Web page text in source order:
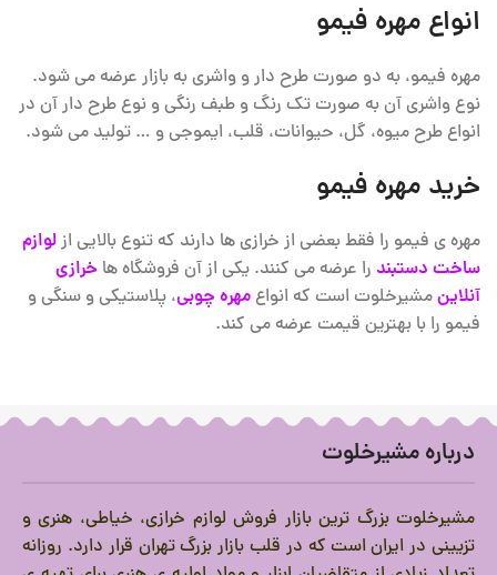
انواع مهره فیمو
مهره فیمو، به دو صورت طرح دار و واشری به بازار عرضه می شود.
نوع واشری آن به صورت تک رنگ و طبف رنگی و نوع طرح دار آن در
انواع طرح میوه، گل، حیوانات، قلب، ایموجی و … تولید می شود.
خرید مهره فیمو
مهره ی فیمو را فقط بعضی از خرازی ها دارند که تنوع بالایی ازلوازم
ساخت دستبند را عرضه می کنند. یکی از آن فروشگاه ها خرازی
آنلاینمشیرخلوت است که انواع مهره چوبی، پلاستیکی و سنگی و
فیمو را با بهترین قیمت عرضه می کند.
درباره مشیرخلوت
مشیرخلوت بزرگ ترین بازار فروش لوازم خرازی، خیاطی، هنری و
تزیینی در ایران است که در قلب بازار بزرگ تهران قرار دارد. روزانه